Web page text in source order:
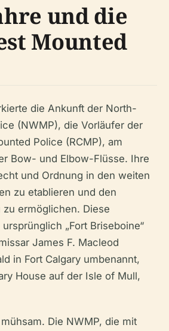
und die
Mounted
die Ankunft der North-
(NWMP), die Vorläufer der
Police (RCMP), am
Bow- und Elbow-Flüsse. Ihre
und Ordnung in den weiten
zu etablieren und den
ermöglichen. Diese
„Fort Briseboine“
James F. Macleod
in Fort Calgary umbenannt,
House auf der Isle of Mull,
Die NWMP, die mit